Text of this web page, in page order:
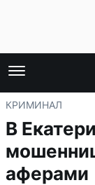
КРИМИНАЛ
В
аферами